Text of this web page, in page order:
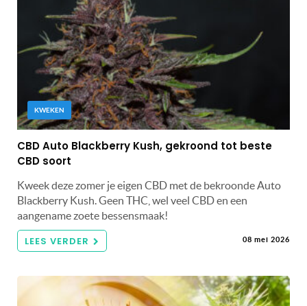
KWEKEN
CBD Auto Blackberry Kush, gekroond tot beste
CBD soort
Kweek deze zomer je eigen CBD met de bekroonde Auto
Blackberry Kush. Geen THC, wel veel CBD en een
aangename zoete bessensmaak!
LEES VERDER 08 mei 2026